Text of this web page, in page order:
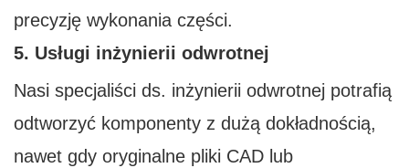
precyzję wykonania części.
5. Usługi inżynierii odwrotnej
Nasi specjaliści ds. inżynierii odwrotnej potrafią
odtworzyć komponenty z dużą dokładnością,
nawet gdy oryginalne pliki CAD lub